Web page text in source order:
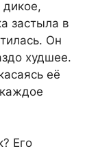
дикое,
застыла в
Он
худшее.
её
Его